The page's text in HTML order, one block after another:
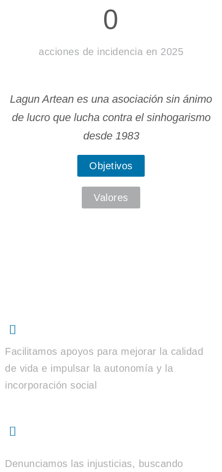
0
acciones de incidencia en 2025
Lagun Artean es una asociación sin ánimo
de lucro que lucha contra el sinhogarismo
desde 1983
Objetivos
Valores
Facilitamos apoyos para mejorar la calidad
de vida e impulsar la autonomía y la
incorporación social
Denunciamos las injusticias, buscando